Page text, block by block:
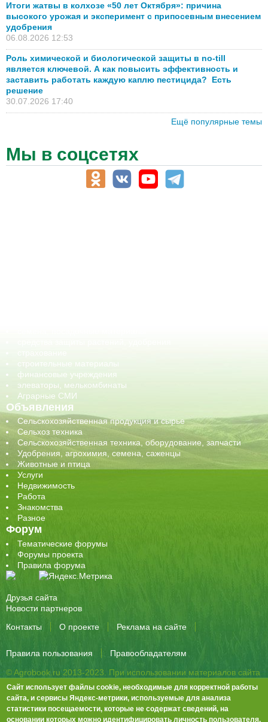
Итоги жатвы в колхозе «50 лет Октября»: причина
высокого урожая и эксперимент с припосевным внесением
удобрения
06.08.2026 12:53
Роль химической и биологической защиты в no-till
является ключевой. А как повысить эффективность и
заставить работать каждую каплю пестицида? Есть
решение
30.07.2026 17:40
Ещё популярные темы
Мы в соцсетях
строительные материалы
финансовые учреждения
элеваторы, мелькомбинаты
Аграрные СМИ
Объявления
Сельскохозяйственная продукция и сырье
Сельхоз техника
Сельскохозяйственная техника, оборудование, запчасти
Удобрения, агрохимия, семена, саженцы
Животные и птица
Услуги
Недвижимость
Работа
Знакомства
Разное
Форум
Тематические форумы
Форумы проекта
Правила форума
Друзья сайта
Новости партнеров
Контакты
О проекте Реклама на сайте
Правила пользования
Правообладателям
© Agrobook.ru 2013-2023. При использовании материалов сайта
активная ссылка на публикацию обязательна.
344000, Ростов-на-Дону, ул. Города Волос, д.6, 8 этаж, офис 803
Тел./факс: +7 (863) 282-83-13 e-mail:info@agrobook.ru
Сайт использует файлы cookie, необходимые для корректной работы
сайта, и сервисы Яндекс-метрики, используемые для анализа
статистики посещаемости, которые не содержат сведений, на
основании которых можно идентифицировать личность пользователя.